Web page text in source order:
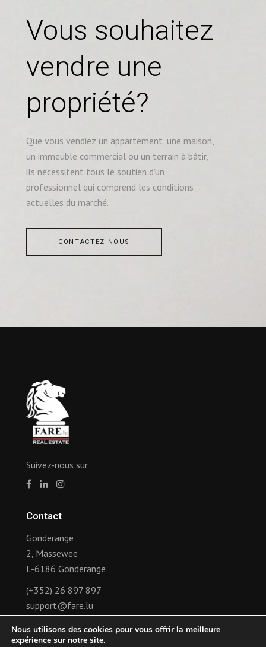
Vous souhaitez
vendre une
propriété?
Que vous vendiez un appartement, une maison,
un immeuble commercial ou un terrain à bâtir,
ils nécessitent tous le soutien d’un
professionnel qui comprend les conditions
actuelles du marché.
CONTACTEZ-NOUS
Suivez-nous sur
Contact
Gonderange
2, Massewee
L-6186 Gonderange
(+352) 26 897 897
support@fare.lu
Liens
Nous utilisons des cookies pour vous offrir la meilleure
expérience sur notre site.